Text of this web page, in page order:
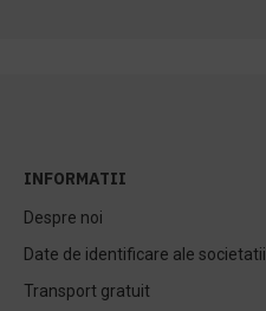
INFORMATII
Despre noi
Date de identificare ale societatii
Transport gratuit